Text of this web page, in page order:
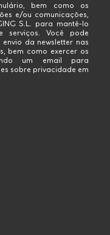
bem como os
e/ou comunicações,
S.L. para mantê-lo
serviços. Você pode
da newsletter nas
bem como exercer os
um email para
sobre privacidade em